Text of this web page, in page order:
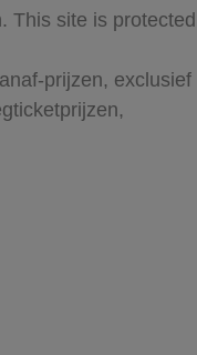
This site is protected
prijzen, exclusief